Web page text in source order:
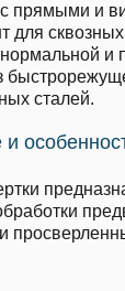
с прямыми и
для
нормальной и
сталей.
и